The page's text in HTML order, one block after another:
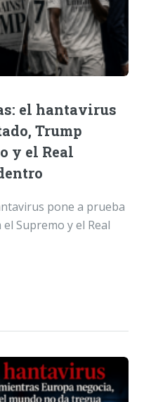
el hantavirus
Trump
y el Real
pone a prueba
Supremo y el Real